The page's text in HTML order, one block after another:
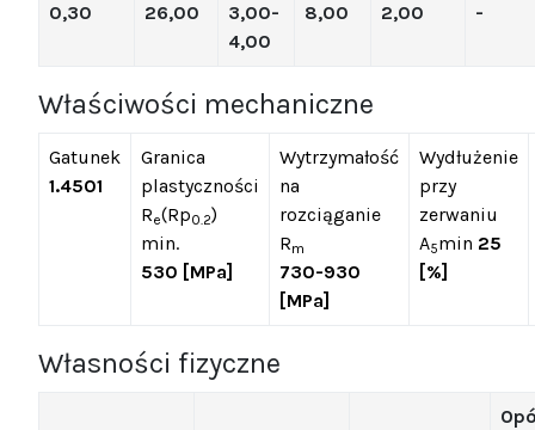
0,30
26,00
3,00-
4,00
8,00
2,00
-
Właściwości mechaniczne
Gatunek
1.4501
Granica
plastyczności
Re(Rp0.2)
min.
530 [MPa]
Wytrzymałość
na
rozciąganie
Rm
730-930
[MPa]
Wydłużenie
przy
zerwaniu
A5min 25
[%]
Własności fizyczne